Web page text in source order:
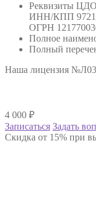
Реквизиты
ИНН/КПП
ОГРН
Полное
Полный
Наша лицензия
4 000 ₽
Записаться Задать
Скидка от 15% при